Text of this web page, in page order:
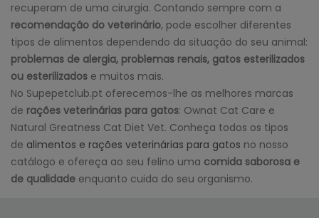
recuperam de uma cirurgia. Contando sempre com a
recomendação do veterinário, pode escolher diferentes
tipos de alimentos dependendo da situação do seu animal:
problemas de alergia, problemas renais, gatos esterilizados
ou esterilizados e muitos mais.
No Supepetclub.pt oferecemos-lhe as melhores marcas
de rações veterinárias para gatos: Ownat Cat Care e
Natural Greatness Cat Diet Vet. Conheça todos os tipos
de alimentos e rações veterinárias para gatos no nosso
catálogo e ofereça ao seu felino uma comida saborosa e
de qualidade enquanto cuida do seu organismo.